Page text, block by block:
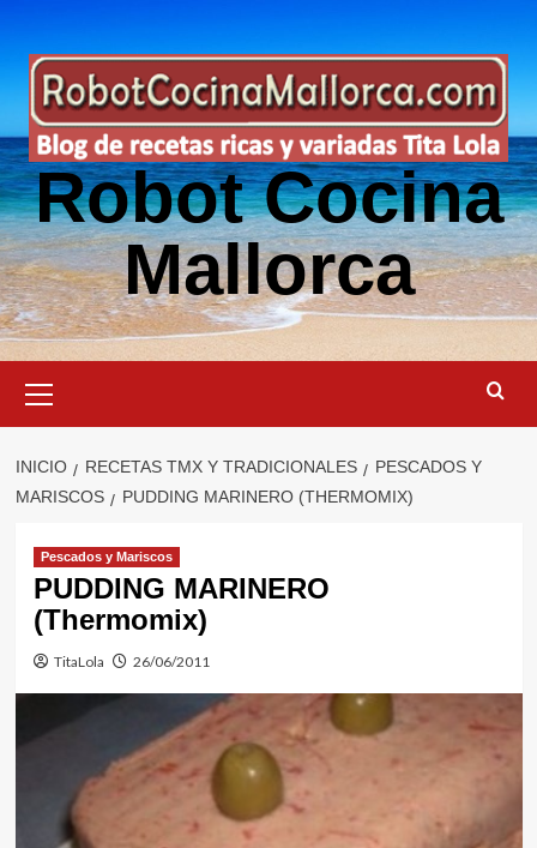
contenido
Robot Cocina
Mallorca
primario
INICIO RECETAS TMX Y TRADICIONALES
PESCADOS Y
MARISCOS
PUDDING MARINERO (THERMOMIX)
Pescados y Mariscos
PUDDING MARINERO
(Thermomix)
TitaLola 26/06/2011